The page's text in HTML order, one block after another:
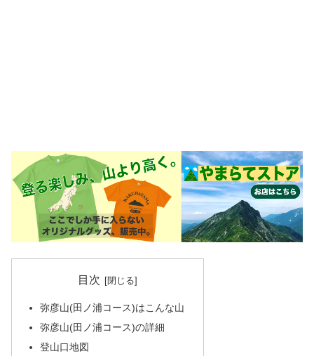
目次
弥彦山(田ノ浦コース)はこんな山
弥彦山(田ノ浦コース)の詳細
登山口地図